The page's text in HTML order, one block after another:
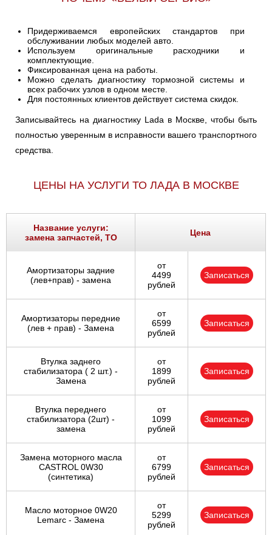
Придерживаемся европейских стандартов при
обслуживании любых моделей авто.
Используем оригинальные расходники и
комплектующие.
Фиксированная цена на работы.
Можно сделать диагностику тормозной системы и
всех рабочих узлов в одном месте.
Для постоянных клиентов действует система скидок.
Записывайтесь на диагностику Lada в Москве, чтобы быть
полностью уверенным в исправности вашего транспортного
средства.
ЦЕНЫ НА УСЛУГИ ТО ЛАДА В МОСКВЕ
Название услуги:
замена запчастей, ТО
Цена
Амортизаторы задние
(лев+прав) - замена
от
4499
рублей
Записаться
Амортизаторы передние
(лев + прав) - Замена
от
6599
рублей
Записаться
Втулка заднего
стабилизатора ( 2 шт.) -
Замена
от
1899
рублей
Записаться
Втулка переднего
стабилизатора (2шт) -
замена
от
1099
рублей
Записаться
Замена моторного масла
CASTROL 0W30
(синтетика)
от
6799
рублей
Записаться
Масло моторное 0W20
Lemarc - Замена
от
5299
рублей
Записаться